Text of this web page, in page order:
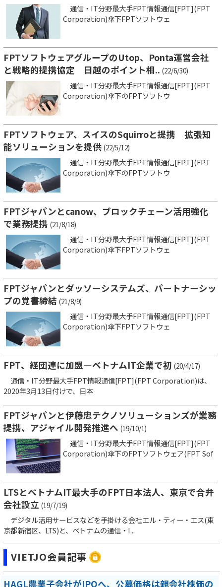
通信・IT分野最大手FPT情報通信[FPT](FPT
Corporation)傘下FPTソフトウェ
FPTソフトウェアグループのUtop、Ponta運営会社
と戦略的提携協定 日越のポイント相.. (22/6/30)
通信・IT分野最大手FPT情報通信[FPT](FPT
Corporation)傘下のFPTソフトウ
FPTソフトウェア、スイスのSquirroと提携 拡張知
能ソリューションを提供 (22/5/12)
通信・IT分野最大手FPT情報通信[FPT](FPT
Corporation)傘下のFPTソフトウ
FPTジャパンとcanow、ブロックチェーン活用強化
で業務提携 (21/8/18)
通信・IT分野最大手FPT情報通信[FPT](FPT
Corporation)傘下FPTソフトウェ
FPTジャパンとダッソーシステムズ、パートナーシッ
プの覚書締結 (21/8/9)
通信・IT分野最大手FPT情報通信[FPT](FPT
Corporation)傘下FPTソフトウェ
FPT、経団連に加盟―ベトナムIT企業で初 (20/4/17)
通信・IT分野最大手FPT情報通信[FPT](FPT Corporation)は、
2020年3月13日付けで、日本
FPTジャパンと伊藤忠テクノソリューションズが業務
提携、アジャイル開発推進へ (19/10/1)
通信・IT分野最大手FPT情報通信[FPT](FPT
Corporation)傘下のFPTソフトウェア(FPT Sof
LTSとベトナムIT最大手のFPT日本法人、東京で合弁
会社設立 (19/7/19)
デジタル活用サービスなどを手掛ける会社エル・ティー・エス(東
京都新宿区、LTS)と、ベトナムの通信・I...
VIETJO会員記事
HAGL農業子会社がIPOへ、公募価格は親会社株価の